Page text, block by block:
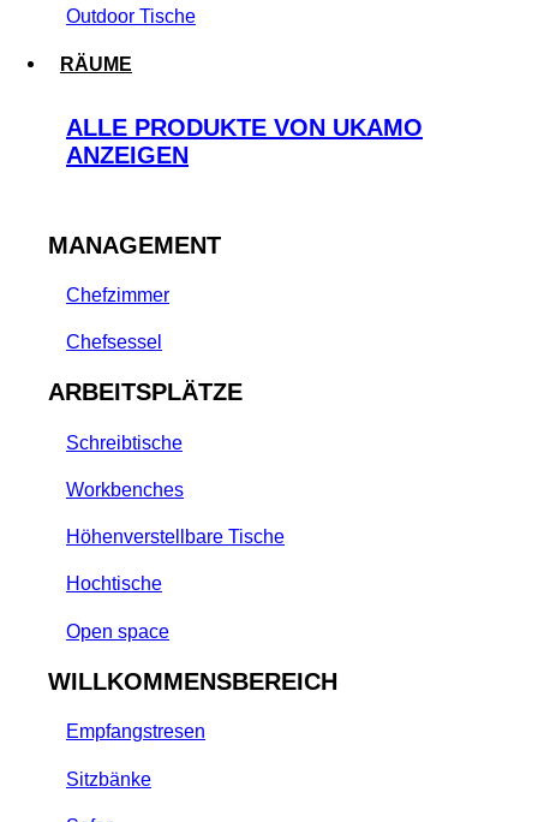
Outdoor Tische
RÄUME
ALLE PRODUKTE VON UKAMO
ANZEIGEN
MANAGEMENT
Chefzimmer
Chefsessel
ARBEITSPLÄTZE
Schreibtische
Workbenches
Höhenverstellbare Tische
Hochtische
Open space
WILLKOMMENSBEREICH
Empfangstresen
Sitzbänke